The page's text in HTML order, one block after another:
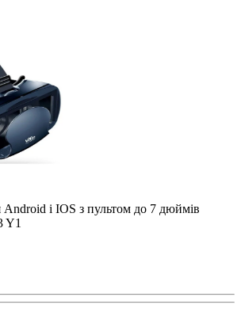
і IOS з пультом до 7 дюймів
Y1